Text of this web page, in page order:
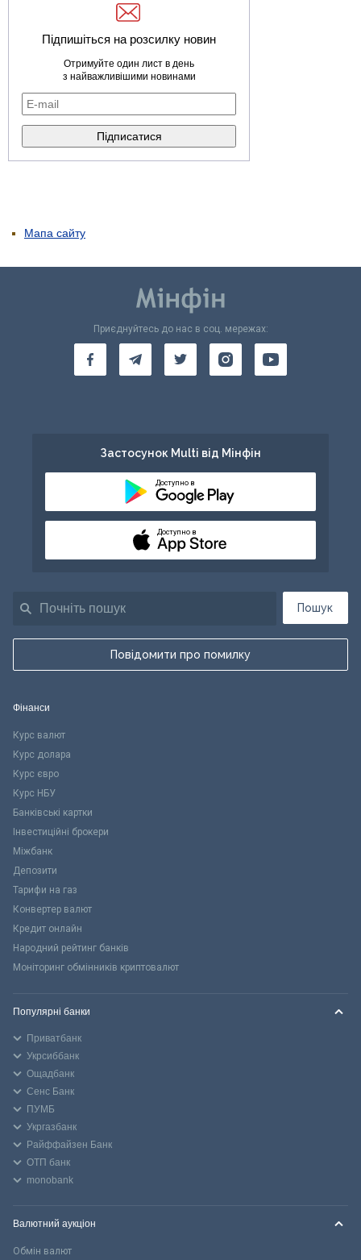
Підпишіться на розсилку новин
Отримуйте один лист в день
з найважливішими новинами
Мапа сайту
Пошук
Повідомити про помилку
Приєднуйтесь до нас в соц. мережах:
Застосунок Multi від Мінфін
Доступно в
Доступно в
Фінанси
Курс валют
Курс долара
Курс євро
Курс НБУ
Банківські картки
Інвестиційні брокери
Міжбанк
Депозити
Тарифи на газ
Конвертер валют
Кредит онлайн
Народний рейтинг банків
Моніторинг обмінників криптовалют
Популярні банки
Приватбанк
Укрсиббанк
Ощадбанк
Сенс Банк
ПУМБ
Укргазбанк
Райффайзен Банк
ОТП банк
monobank
Валютний аукціон
Обмін валют